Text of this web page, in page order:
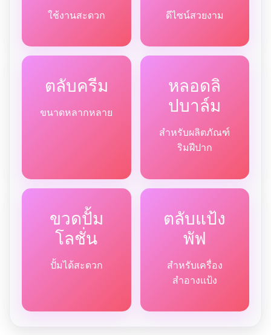
ใช้งานสะดวก ดีไซน์สวยงาม
ตลับครีม
ขนาดหลากหลาย
หลอดลิ
ปบาล์ม
สำหรับผลิตภัณฑ์
ริมฝีปาก
ขวดปั้ม
โลชั่น
ปั้มได้สะดวก
ตลับแป้ง
พัฟ
สำหรับเครื่อง
สำอางแป้ง